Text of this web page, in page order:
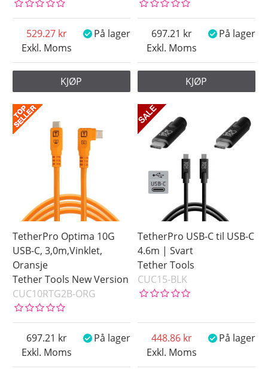
Exkl. Moms
529.27 På lager
KJØP
Exkl. Moms
697.21 På lager
KJØP
TetherPro Optima 10G
USB-C, 3,0m,Vinklet,
Oransje
Tether Tools New Version
CUC10RTG2B-ORG
Exkl. Moms
697.21 På lager
TetherPro USB-C til USB-C
4.6m | Svart
Tether Tools
CUC15-BLK
Exkl. Moms
448.86 På lager